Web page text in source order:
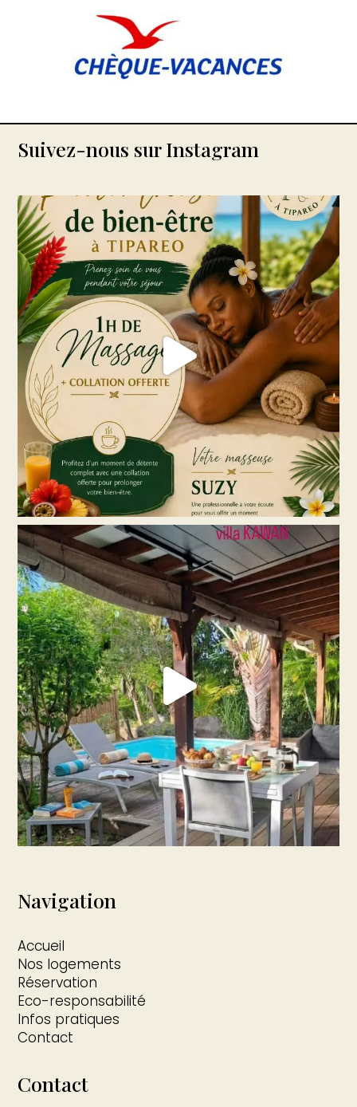
Suivez-nous sur Instagram
Navigation
Accueil
Nos logements
Réservation
Eco-responsabilité
Infos pratiques
Contact
Contact